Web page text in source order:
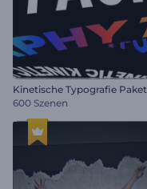
Kinetische Typografie Paket
600 Szenen